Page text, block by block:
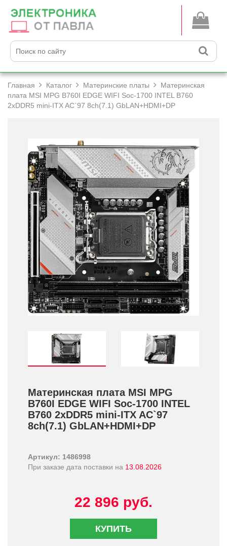
Главная Каталог Материнские платы
Материнская
плата MSI MPG B760I EDGE WIFI Soc-1700 INTEL B760
2xDDR5 mini-ITX AC`97 8ch(7.1) GbLAN+­HDMI+­DP
Материнская плата MSI MPG
B760I EDGE WIFI Soc-1700 INTEL
B760 2xDDR5 mini-ITX AC`97
8ch(7.1) GbLAN+­HDMI+­DP
Артикул: 1486998
При заказе дата поставки на 13.08.2026
22 896 руб.
КУПИТЬ